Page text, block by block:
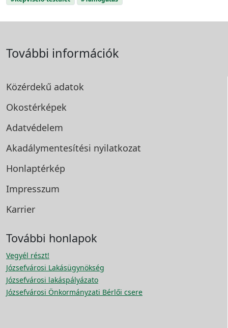
További információk
Közérdekű adatok
Okostérképek
Adatvédelem
Akadálymentesítési nyilatkozat
Honlaptérkép
Impresszum
Karrier
További honlapok
Vegyél részt!
Józsefvárosi Lakásügynökség
Józsefvárosi lakáspályázato
Józsefvárosi Önkormányzati Bérlői csere